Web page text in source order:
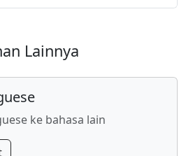
Lainnya
ke bahasa lain